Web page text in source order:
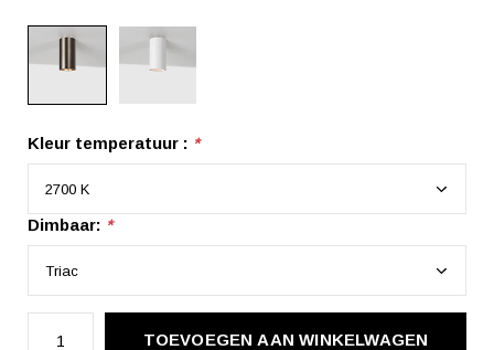
Kleur temperatuur : *
Dimbaar: *
TOEVOEGEN AAN WINKELWAGEN